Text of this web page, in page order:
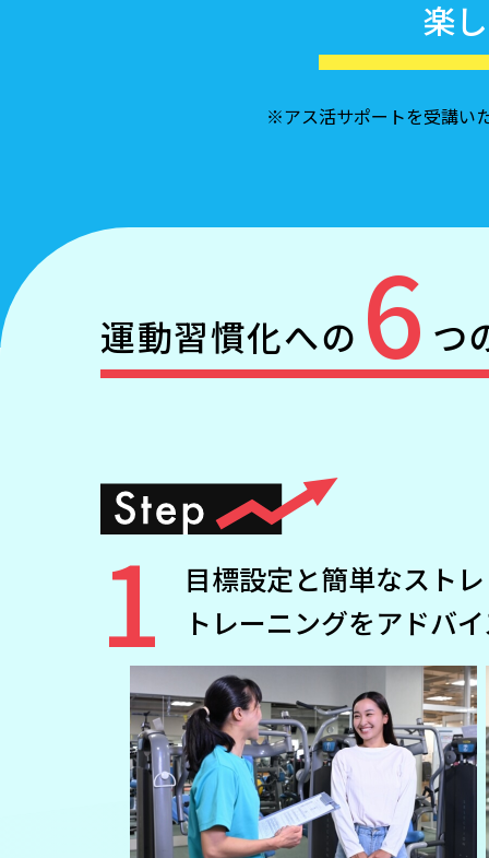
楽
※アス活サポートを受講い
運動習慣化への 6 つ
1
目標設定と簡単なスト
トレーニングをアドバ